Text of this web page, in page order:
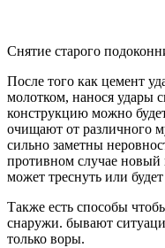
Снятие старого
После того как цемент
молотком, нанося удары
конструкцию можно
очищают от различного
сильно заметны
противном случае новый
может треснуть или
Также есть способы
снаружи. бывают
только воры.